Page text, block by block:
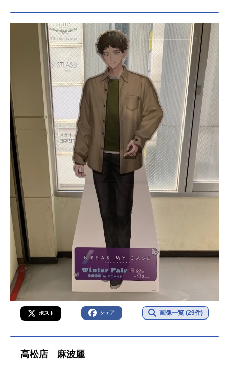
ポスト シェア 画像一覧 (29件)
高松店 麻波麗